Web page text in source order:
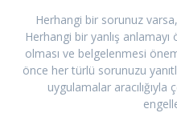
Herhangi bir sorunuz
Herhangi bir yanlış
olması ve belgelenmesi
önce her türlü sorunuzu
uygulamalar